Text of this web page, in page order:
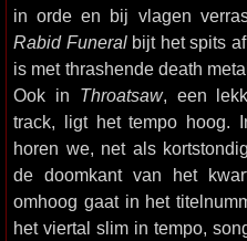
in orde en bij vlagen
Rabid Funeralbijt het spits
is met thrashende death
Ook in Throatsaw, een
track, ligt het tempo hoog.
horen we, net als
de doomkant van het
omhoog gaat in het
het viertal slim in tempo,